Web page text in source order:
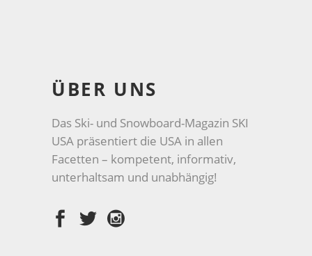
ÜBER UNS
Das Ski- und Snowboard-Magazin SKI
USA präsentiert die USA in allen
Facetten – kompetent, informativ,
unterhaltsam und unabhängig!